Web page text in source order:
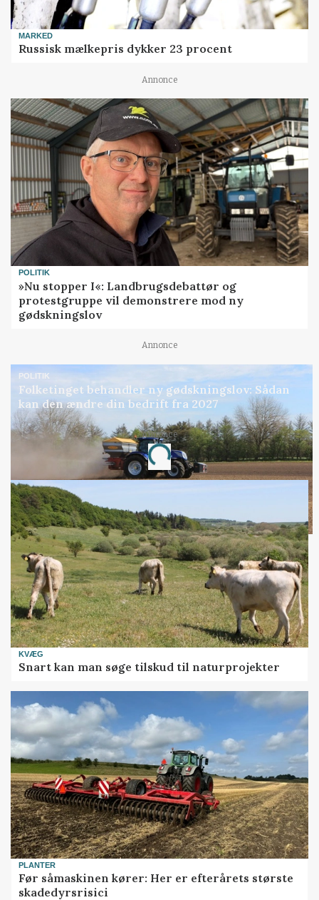
MARKED
Russisk mælkepris dykker 23 procent
Annonce
POLITIK
»Nu stopper I«: Landbrugsdebattør og
protestgruppe vil demonstrere mod ny
gødskningslov
Annonce
POLITIK
Folketinget behandler ny gødskningslov: Sådan
kan den ændre din bedrift fra 2027
Annonce
Loading...
KVÆG
Snart kan man søge tilskud til naturprojekter
PLANTER
Før såmaskinen kører: Her er efterårets største
skadedyrsrisici